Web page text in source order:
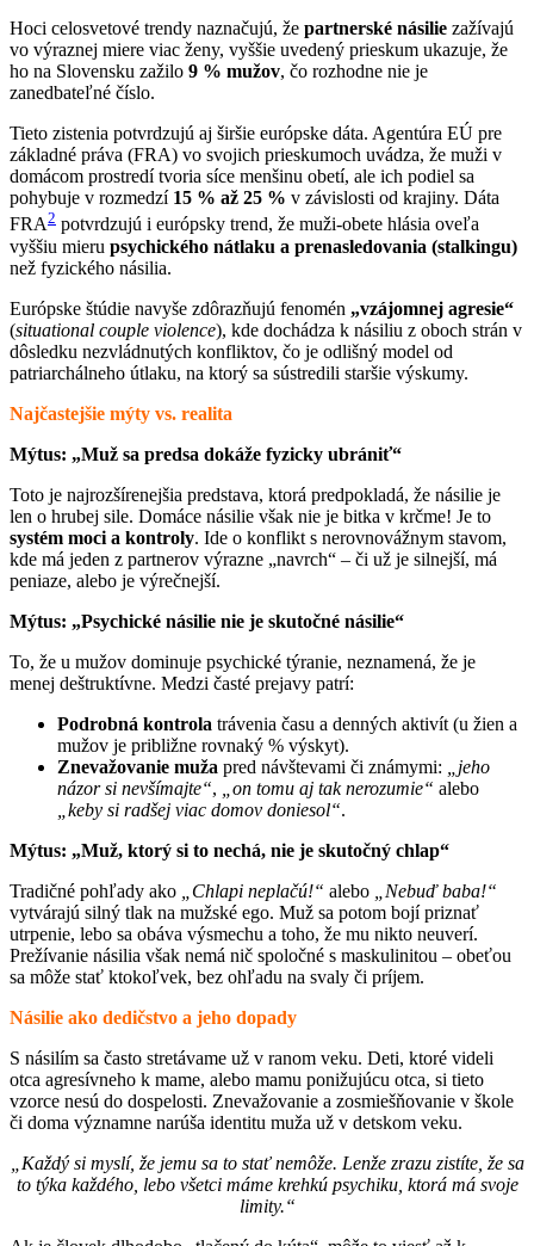
Hoci celosvetové trendy naznačujú, že partnerské násilie zažívajú
vo výraznej miere viac ženy, vyššie uvedený prieskum ukazuje, že
ho na Slovensku zažilo 9 % mužov, čo rozhodne nie je
zanedbateľné číslo.
Tieto zistenia potvrdzujú aj širšie európske dáta. Agentúra EÚ pre
základné práva (FRA) vo svojich prieskumoch uvádza, že muži v
domácom prostredí tvoria síce menšinu obetí, ale ich podiel sa
pohybuje v rozmedzí 15 % až 25 % v závislosti od krajiny. Dáta
FRA2 potvrdzujú i európsky trend, že muži-obete hlásia oveľa
vyššiu mieru psychického nátlaku a prenasledovania (stalkingu)
než fyzického násilia.
Európske štúdie navyše zdôrazňujú fenomén „vzájomnej agresie“
(situational couple violence), kde dochádza k násiliu z oboch strán v
dôsledku nezvládnutých konfliktov, čo je odlišný model od
patriarchálneho útlaku, na ktorý sa sústredili staršie výskumy.
Najčastejšie mýty vs. realita
Mýtus: „Muž sa predsa dokáže fyzicky ubrániť“
Toto je najrozšírenejšia predstava, ktorá predpokladá, že násilie je
len o hrubej sile. Domáce násilie však nie je bitka v krčme! Je to
systém moci a kontroly. Ide o konflikt s nerovnovážnym stavom,
kde má jeden z partnerov výrazne „navrch“ – či už je silnejší, má
peniaze, alebo je výrečnejší.
Mýtus: „Psychické násilie nie je skutočné násilie“
To, že u mužov dominuje psychické týranie, neznamená, že je
menej deštruktívne. Medzi časté prejavy patrí:
Podrobná kontrola trávenia času a denných aktivít (u žien a
mužov je približne rovnaký % výskyt).
Znevažovanie muža pred návštevami či známymi:
„jeho
názor si nevšímajte“, „on tomu aj tak nerozumie“ alebo
„keby si radšej viac domov doniesol“.
Mýtus: „Muž, ktorý si to nechá, nie je skutočný chlap“
Tradičné pohľady ako
„Chlapi neplačú!“ alebo
„Nebuď baba!“
vytvárajú silný tlak na mužské ego. Muž sa potom bojí priznať
utrpenie, lebo sa obáva výsmechu a toho, že mu nikto neuverí.
Prežívanie násilia však nemá nič spoločné s maskulinitou – obeťou
sa môže stať ktokoľvek, bez ohľadu na svaly či príjem.
Násilie ako dedičstvo a jeho dopady
S násilím sa často stretávame už v ranom veku. Deti, ktoré videli
otca agresívneho k mame, alebo mamu ponižujúcu otca, si tieto
vzorce nesú do dospelosti. Znevažovanie a zosmiešňovanie v škole
či doma významne narúša identitu muža už v detskom veku.
„Každý si myslí, že jemu sa to stať nemôže. Lenže zrazu zistíte, že sa
to týka každého, lebo všetci máme krehkú psychiku, ktorá má svoje
limity.“